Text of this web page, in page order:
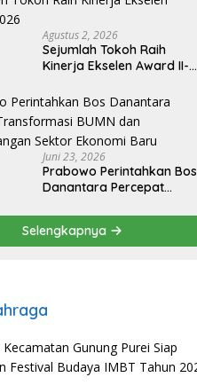
Agustus 2, 2026
Sejumlah Tokoh Raih
Kinerja Ekselen Award II-
Juni 23, 2026
Prabowo Perintahkan Bos
Danantara Percepat
Pengembangan Sektor
Ekonomi Baru
Selengkapnya